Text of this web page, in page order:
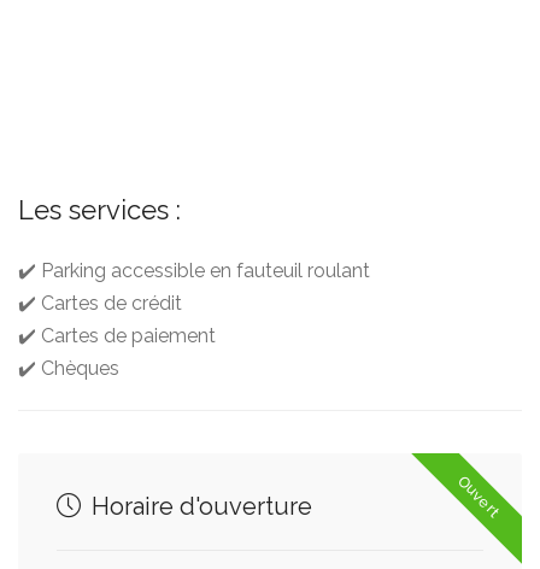
Les services :
✔️ Parking accessible en fauteuil roulant
✔️ Cartes de crédit
✔️ Cartes de paiement
✔️ Chèques
Ouvert
Horaire d'ouverture